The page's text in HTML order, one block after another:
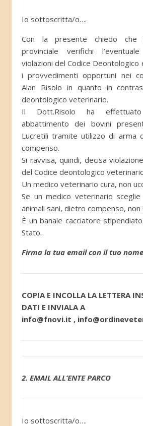
Io sottoscritta/o….
Con la presente chiedo che
provinciale verifichi
violazioni del Codice Deontologico
i provvedimenti opportuni nei
Alan Risolo in quanto in
deontologico veterinario.
Il Dott.Risolo ha
abbattimento dei bovini
Lucretili tramite utilizzo di arma
compenso.
Si ravvisa, quindi, decisa
del Codice deontologico
Un medico veterinario cura, non
Se un medico veterinario
animali sani, dietro compenso, non
È un banale cacciatore
Stato.
Firma la tua email con il tuo
COPIA E INCOLLA LA LETTERA
DATI E INVIALA A
info@fnovi.it ,
2. EMAIL ALL’ENTE PARCO
Io sottoscritta/o….